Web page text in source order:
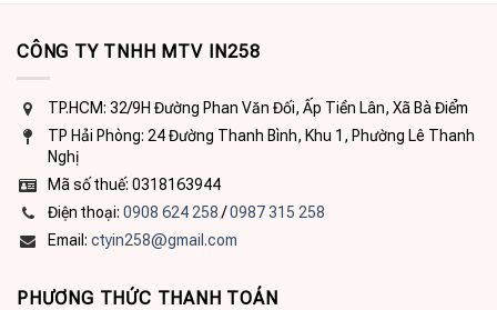
CÔNG TY TNHH MTV IN258
TP.HCM: 32/9H Đường Phan Văn Đối, Ấp Tiền Lân, Xã Bà Điểm
TP Hải Phòng: 24 Đường Thanh Bình, Khu 1, Phường Lê Thanh
Nghị
Mã số thuế: 0318163944
Điện thoại: 0908 624 258 /0987 315 258
Email: ctyin258@gmail.com
PHƯƠNG THỨC THANH TOÁN